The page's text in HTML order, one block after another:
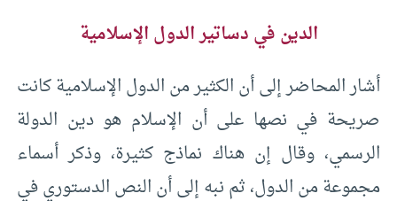
الدين في دساتير الدول الإسلامية
أشار المحاضر إلى أن الكثير من الدول الإسلامية كانت
صريحة في نصها على أن الإسلام هو دين الدولة
الرسمي، وقال إن هناك نماذج كثيرة، وذكر أسماء
مجموعة من الدول، ثم نبه إلى أن النص الدستوري في